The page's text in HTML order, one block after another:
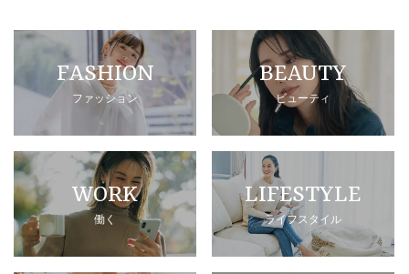
FASHION
ファッション
BEAUTY
ビューティ
WORK
働く
LIFESTYLE
ライフスタイル